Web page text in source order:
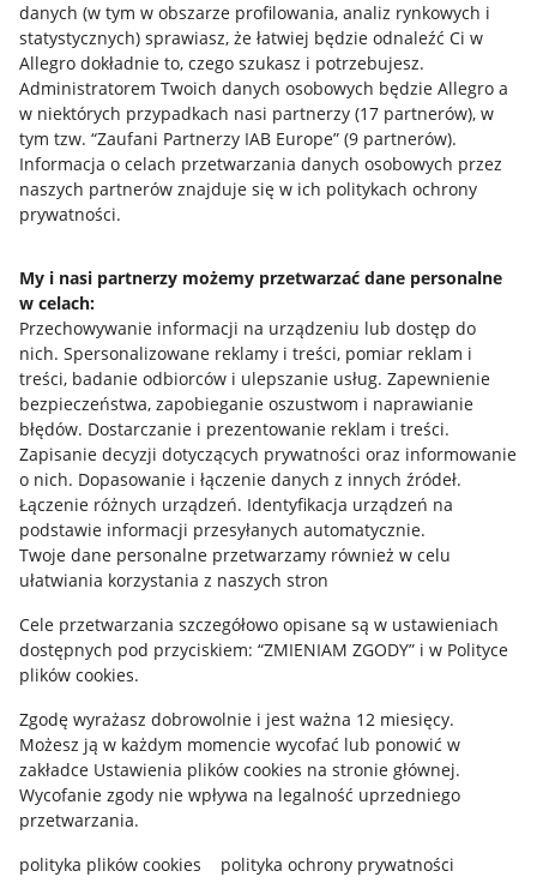
danych (w tym w obszarze profilowania, analiz rynkowych i
statystycznych) sprawiasz, że łatwiej będzie odnaleźć Ci w
Allegro dokładnie to, czego szukasz i potrzebujesz.
Administratorem Twoich danych osobowych będzie Allegro a
w niektórych przypadkach nasi partnerzy (17 partnerów), w
tym tzw. “Zaufani Partnerzy IAB Europe” (9 partnerów).
Informacja o celach przetwarzania danych osobowych przez
naszych partnerów znajduje się w ich politykach ochrony
prywatności.
My i nasi partnerzy możemy przetwarzać dane personalne
w celach:
Przechowywanie informacji na urządzeniu lub dostęp do
nich. Spersonalizowane reklamy i treści, pomiar reklam i
treści, badanie odbiorców i ulepszanie usług. Zapewnienie
bezpieczeństwa, zapobieganie oszustwom i naprawianie
błędów. Dostarczanie i prezentowanie reklam i treści.
Zapisanie decyzji dotyczących prywatności oraz informowanie
o nich. Dopasowanie i łączenie danych z innych źródeł.
Łączenie różnych urządzeń. Identyfikacja urządzeń na
podstawie informacji przesyłanych automatycznie.
Twoje dane personalne przetwarzamy również w celu
ułatwiania korzystania z naszych stron
Cele przetwarzania szczegółowo opisane są w ustawieniach
dostępnych pod przyciskiem: “ZMIENIAM ZGODY” i w Polityce
plików cookies.
Zgodę wyrażasz dobrowolnie i jest ważna 12 miesięcy.
Możesz ją w każdym momencie wycofać lub ponowić w
zakładce Ustawienia plików cookies na stronie głównej.
Wycofanie zgody nie wpływa na legalność uprzedniego
przetwarzania.
polityka plików cookies
polityka ochrony prywatności
Przydatne informacje
Jak to działa
Allegro Gadane dla sprzedających
Allegro Gadane dla kupujących
Mapa miejscowości
Informacje prawne
Regulamin
Polityka plików "cookies"
Ustawienia plików "cookies"
Udostępnianie lokalizacji
Informacje dla Aktu o Usługach Cyfrowych
Pobierz aplikację